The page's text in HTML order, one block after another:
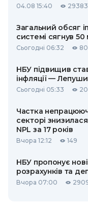
04.08 15:40 29383
Загальний обсяг
системі сягнув
Сьогодні 06:32 80
НБУ підвищив
інфляції —
Сьогодні 05:33
Частка
секторі
NPL за 17 років
Вчора 12:12 149
НБУ пропонує
розрахунків та
Вчора 07:00